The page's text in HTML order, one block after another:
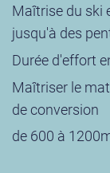
Maîtrise du ski
jusqu'à des
Durée d'effort
Maîtriser le
de conversion
de 600 à